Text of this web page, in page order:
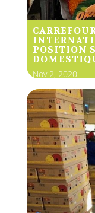
POSITION
Nov 2, 2020